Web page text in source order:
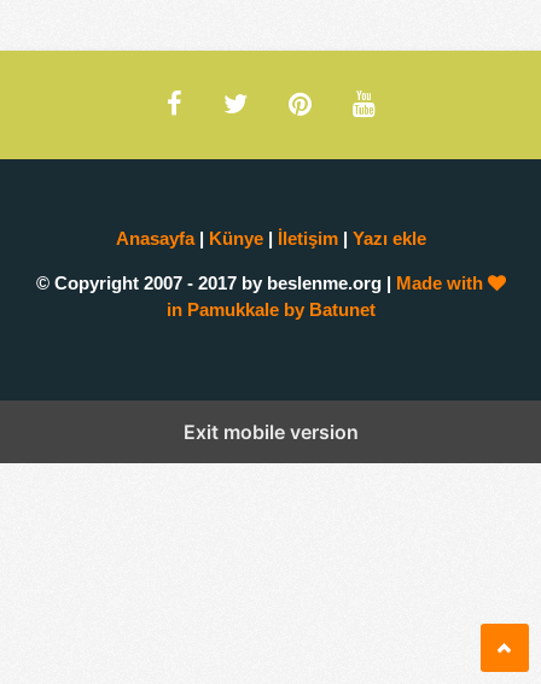
Anasayfa| Künye| İletişim| Yazı ekle
© Copyright 2007 - 2017 by beslenme.org | Made with
in Pamukkale by Batunet
Exit mobile version